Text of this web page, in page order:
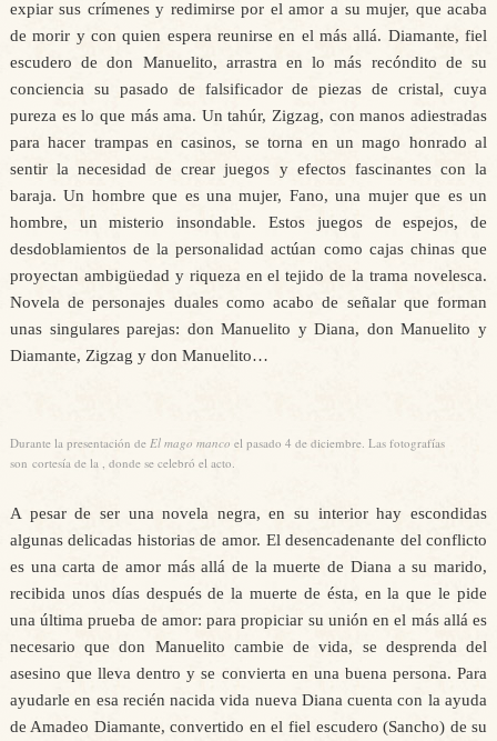
expiar sus crímenes y redimirse por el amor a su mujer, que acaba
de morir y con quien espera reunirse en el más allá. Diamante, fiel
escudero de don Manuelito, arrastra en lo más recóndito de su
conciencia su pasado de falsificador de piezas de cristal, cuya
pureza es lo que más ama. Un tahúr, Zigzag, con manos adiestradas
para hacer trampas en casinos, se torna en un mago honrado al
sentir la necesidad de crear juegos y efectos fascinantes con la
baraja. Un hombre que es una mujer, Fano, una mujer que es un
hombre, un misterio insondable. Estos juegos de espejos, de
desdoblamientos de la personalidad actúan como cajas chinas que
proyectan ambigüedad y riqueza en el tejido de la trama novelesca.
Novela de personajes duales como acabo de señalar que forman
unas singulares parejas: don Manuelito y Diana, don Manuelito y
Diamante, Zigzag y don Manuelito…
Durante la presentación de El mago manco el pasado 4 de diciembre. Las fotografías
son cortesía de la , donde se celebró el acto.
A pesar de ser una novela negra, en su interior hay escondidas
algunas delicadas historias de amor. El desencadenante del conflicto
es una carta de amor más allá de la muerte de Diana a su marido,
recibida unos días después de la muerte de ésta, en la que le pide
una última prueba de amor: para propiciar su unión en el más allá es
necesario que don Manuelito cambie de vida, se desprenda del
asesino que lleva dentro y se convierta en una buena persona. Para
ayudarle en esa recién nacida vida nueva Diana cuenta con la ayuda
de Amadeo Diamante, convertido en el fiel escudero (Sancho) de su